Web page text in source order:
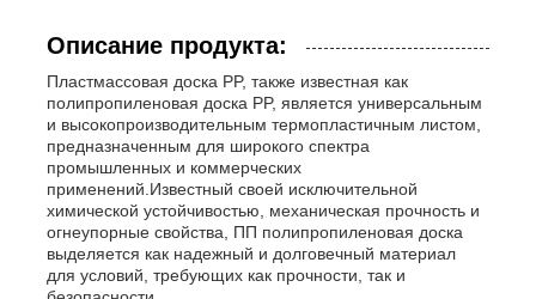
Описание продукта:
Пластмассовая доска PP, также известная как
полипропиленовая доска PP, является универсальным
и высокопроизводительным термопластичным листом,
предназначенным для широкого спектра
промышленных и коммерческих
применений.Известный своей исключительной
химической устойчивостью, механическая прочность и
огнеупорные свойства, ПП полипропиленовая доска
выделяется как надежный и долговечный материал
для условий, требующих как прочности, так и